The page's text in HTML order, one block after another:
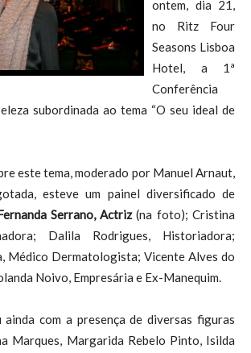
ontem, dia 21,
no Ritz Four
Seasons Lisboa
Hotel, a 1ª
Conferência
subordinada ao tema “O seu ideal de
este tema, moderado por Manuel Arnaut,
esteve um painel diversificado de
Serrano, Actriz(na foto); Cristina
Dalila Rodrigues, Historiadora;
Médico Dermatologista; Vicente Alves do
Noivo, Empresária e Ex-Manequim.
com a presença de diversas figuras
Marques, Margarida Rebelo Pinto, Isilda